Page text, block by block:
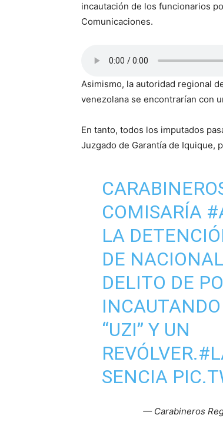
incautación de los funcionarios
Comunicaciones.
Asimismo, la autoridad regional
venezolana se encontrarían con
En tanto, todos los imputados
Juzgado de Garantía de Iquique,
COMISARÍA
LA
DE
DELITO DE
“UZI” Y UN
REVÓLVER.
SENCIA
— Carabineros